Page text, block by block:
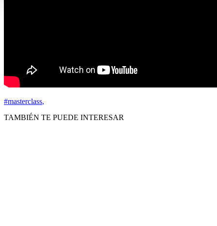
#masterclass,
TAMBIÉN TE PUEDE INTERESAR